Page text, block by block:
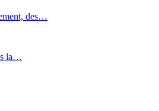
des…
la…